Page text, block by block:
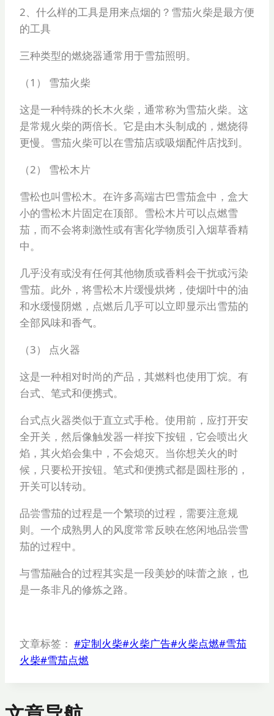
2、什么样的工具是用来点烟的？雪茄火柴是最方便
的工具
三种类型的燃烧器通常用于雪茄照明。
（1） 雪茄火柴
这是一种特殊的长木火柴，通常称为雪茄火柴。这
是常规火柴的两倍长。它是由木头制成的，燃烧得
更慢。雪茄火柴可以在雪茄店或吸烟配件店找到。
（2） 雪松木片
雪松也叫雪松木。在许多高端古巴雪茄盒中，盒大
小的雪松木片固定在顶部。雪松木片可以点燃雪
茄，而不会将刺激性或有害化学物质引入烟草香精
中。
几乎没有或没有任何其他物质或香料会干扰或污染
雪茄。此外，将雪松木片缓慢烘烤，使烟叶中的油
和水缓慢阴燃，点燃后几乎可以立即显示出雪茄的
全部风味和香气。
（3） 点火器
这是一种相对时尚的产品，其燃料也使用丁烷。有
台式、笔式和便携式。
台式点火器类似于直立式手枪。使用前，应打开安
全开关，然后像触发器一样按下按钮，它会喷出火
焰，其火焰会集中，不会熄灭。当你想关火的时
候，只要松开按钮。笔式和便携式都是圆柱形的，
开关可以转动。
品尝雪茄的过程是一个繁琐的过程，需要注意规
则。一个成熟男人的风度常常反映在悠闲地品尝雪
茄的过程中。
与雪茄融合的过程其实是一段美妙的味蕾之旅，也
是一条非凡的修炼之路。
文章标签： #定制火柴#火柴广告#火柴点燃#雪茄
火柴#雪茄点燃